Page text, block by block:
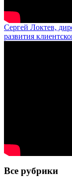
Сергей Локтев,
развития
Все рубрики